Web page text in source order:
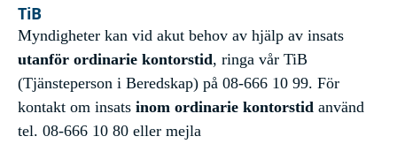
TiB
Myndigheter kan vid akut behov av hjälp av insats
utanför ordinarie kontorstid, ringa vår TiB
(Tjänsteperson i Beredskap) på 08-666 10 99. För
kontakt om insats inom ordinarie kontorstid använd
tel. 08-666 10 80 eller mejla